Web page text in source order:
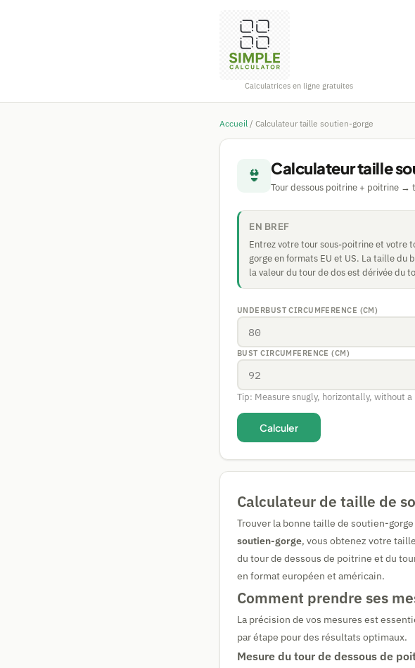
Calculatrices en ligne gratuites
Accueil / Calculateur taille soutien-gorge
👙 Calculateur taille
Tour dessous poitrine + poitrine →
EN BREF
Entrez votre tour sous-poitrine et votre
gorge en formats EU et US. La taille du
la valeur du tour de dos est dérivée du
UNDERBUST CIRCUMFERENCE (CM)
BUST CIRCUMFERENCE (CM)
Tip: Measure snugly, horizontally, without a
Calculer
Calculateur de taille de
Trouver la bonne taille de soutien-
soutien-gorge, vous obtenez votre
du tour de dessous de poitrine et du
en format européen et américain.
Comment prendre ses
La précision de vos mesures est
par étape pour des résultats optimaux.
Mesure du tour de dessous de